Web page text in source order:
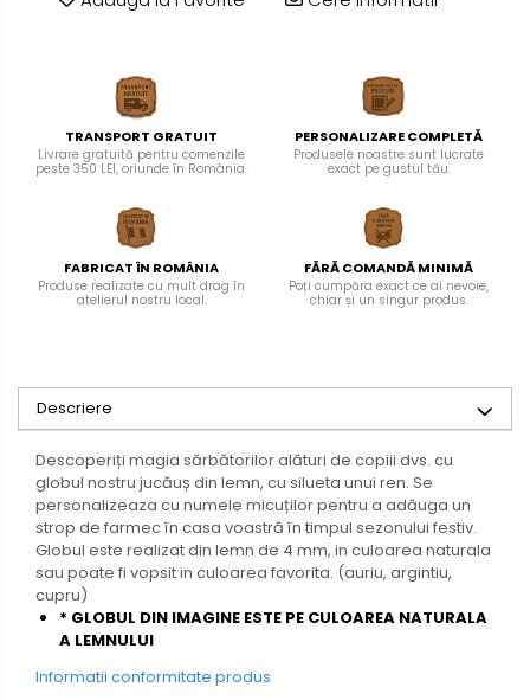
TRANSPORT GRATUIT
Livrare gratuită pentru comenzile
peste 350 LEI, oriunde în România.
PERSONALIZARE COMPLETĂ
Produsele noastre sunt lucrate
exact pe gustul tău.
FABRICAT ÎN ROMÂNIA
Produse realizate cu mult drag în
atelierul nostru local.
FĂRĂ COMANDĂ MINIMĂ
Poți cumpăra exact ce ai nevoie,
chiar și un singur produs.
Descriere
Descoperiți magia sărbătorilor alături de copiii dvs. cu
globul nostru jucăuș din lemn, cu silueta unui ren. Se
personalizeaza cu numele micuților pentru a adăuga un
strop de farmec în casa voastră în timpul sezonului festiv.
Globul este realizat din lemn de 4 mm, in culoarea naturala
sau poate fi vopsit in culoarea favorita. (auriu, argintiu,
cupru)
* GLOBUL DIN IMAGINE ESTE PE CULOAREA NATURALA
A LEMNULUI
Informatii conformitate produs